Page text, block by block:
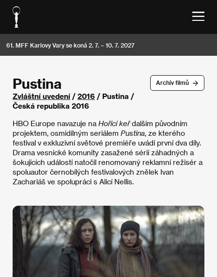
61. MFF Karlovy Vary se koná 2. 7. – 10. 7. 2027
Archív filmů
Pustina
Zvláštní uvedení/ 2016 / Pustina /
Česká republika 2016
HBO Europe navazuje na Hořící keřdalším původním
projektem, osmidílným seriálem Pustina, ze kterého
festival v exkluzivní světové premiéře uvádí první dva díly.
Drama vesnické komunity zasažené sérií záhadných a
šokujících událostí natočil renomovaný reklamní režisér a
spoluautor černobílých festivalových znělek Ivan
Zachariáš ve spolupráci s Alicí Nellis.